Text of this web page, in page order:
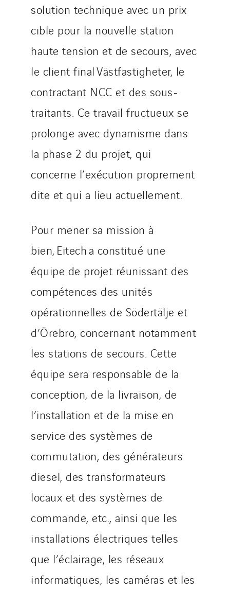
solution technique avec un prix
cible pour la nouvelle station
haute tension et de secours, avec
le client final Västfastigheter, le
contractant NCC et des sous-
traitants. Ce travail fructueux se
prolonge avec dynamisme dans
la phase 2 du projet, qui
concerne l’exécution proprement
dite et qui a lieu actuellement.
Pour mener sa mission à
bien, Eitech a constitué une
équipe de projet réunissant des
compétences des unités
opérationnelles de Södertälje et
d’Örebro, concernant notamment
les stations de secours. Cette
équipe sera responsable de la
conception, de la livraison, de
l’installation et de la mise en
service des systèmes de
commutation, des générateurs
diesel, des transformateurs
locaux et des systèmes de
commande, etc., ainsi que les
installations électriques telles
que l’éclairage, les réseaux
informatiques, les caméras et les
Tunzini Paris
Tunzini Toulouse
Tunzini Troyes
Twyver
Uxello
Valentin
Valette
SITES PAYS
Austria
Belgium
Czech Republic
Danemark
Germany
Indonesia
Italy
Morocco
Netherlands
Nordic countries
Norway
Poland
Slovakia
Spain
Sweden
United Kingdom